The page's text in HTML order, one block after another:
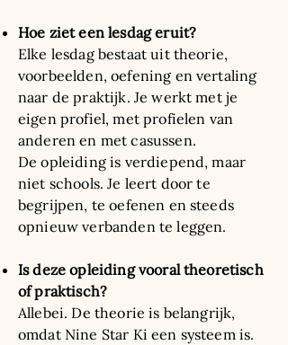
Hoe ziet een lesdag eruit?
Elke lesdag bestaat uit theorie,
voorbeelden, oefening en vertaling
naar de praktijk. Je werkt met je
eigen profiel, met profielen van
anderen en met casussen.
De opleiding is verdiepend, maar
niet schools. Je leert door te
begrijpen, te oefenen en steeds
opnieuw verbanden te leggen.
Is deze opleiding vooral theoretisch
of praktisch?
Allebei. De theorie is belangrijk,
omdat Nine Star Ki een systeem is.